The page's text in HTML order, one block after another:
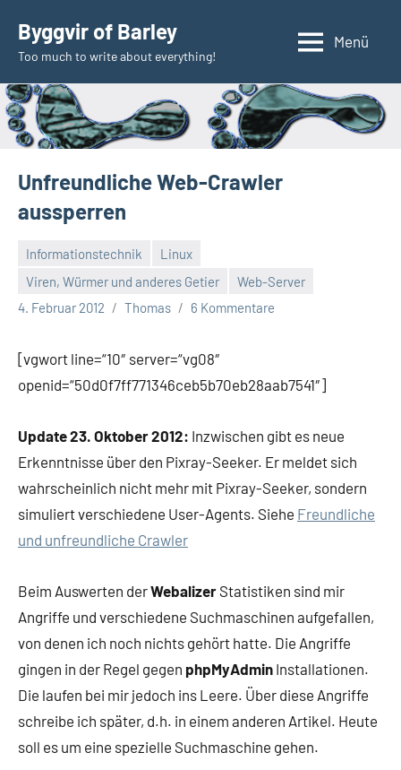
Inhalt
springen
Byggvir of Barley
Too much to write about everything!
Menü
Unfreundliche Web-Crawler
aussperren
Informationstechnik
Linux
Viren, Würmer und anderes Getier
Web-Server
4. Februar 2012
Thomas 6 Kommentare
[vgwort line=“10″ server=“vg08″
openid=“50d0f7ff771346ceb5b70eb28aab7541″]
Update 23. Oktober 2012: Inzwischen gibt es neue
Erkenntnisse über den Pixray-Seeker. Er meldet sich
wahrscheinlich nicht mehr mit Pixray-Seeker, sondern
simuliert verschiedene User-Agents. Siehe Freundliche
und unfreundliche Crawler
Beim Auswerten derWebalizer Statistiken sind mir
Angriffe und verschiedene Suchmaschinen aufgefallen,
von denen ich noch nichts gehört hatte. Die Angriffe
gingen in der Regel gegen phpMyAdmin Installationen.
Die laufen bei mir jedoch ins Leere. Über diese Angriffe
schreibe ich später, d.h. in einem anderen Artikel. Heute
soll es um eine spezielle Suchmaschine gehen.